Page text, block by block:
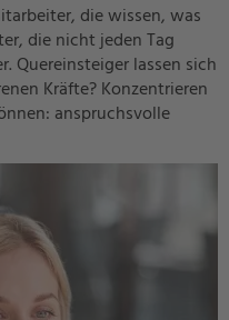
die wissen, was
die nicht jeden Tag
Quereinsteiger lassen sich
Kräfte? Konzentrieren
anspruchsvolle